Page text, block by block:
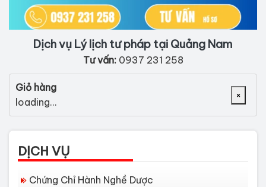
Dịch vụ Lý lịch tư pháp tại Quảng Nam
Tư vấn: 0937 231 258
×
Giỏ hàng
loading...
DỊCH VỤ
Chứng Chỉ Hành Nghề Dược